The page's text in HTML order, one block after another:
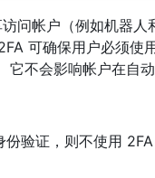
问帐户（例如机器
可确保用户必须使
不会影响帐户在自
验证，则不使用